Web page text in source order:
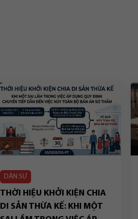
DÂN SỰ
THỜI HIỆU KHỞI KIỆN CHIA
DI SẢN THỪA KẾ: KHI MỘT